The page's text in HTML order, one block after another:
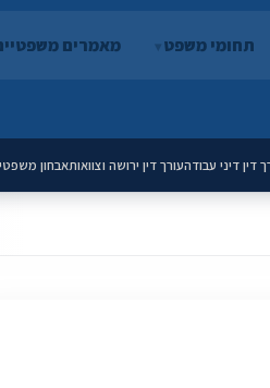
תחומי משפט מאמרים
דין דיני עבודהעורך דין ירושה וצוואותאבחון